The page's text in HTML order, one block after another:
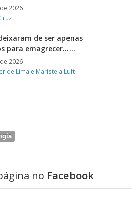
2026
de ser apenas
para emagrecer……
2026
de Lima e Maristela Luft
no Facebook